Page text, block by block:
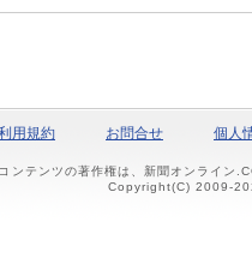
用規約 お問合せ 個人
ンテンツの著作権は、新聞オンライン
Copyright(C) 2009-